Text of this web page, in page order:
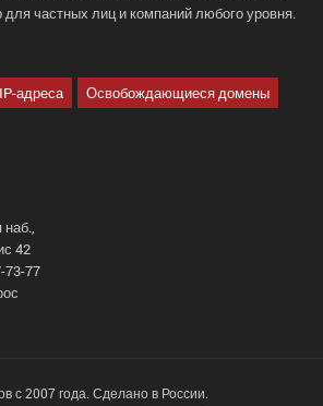
для частных лиц и компаний любого уровня.
IP-адреса Освобождающиеся домены
42
73-77
с 2007 года. Сделано в России.